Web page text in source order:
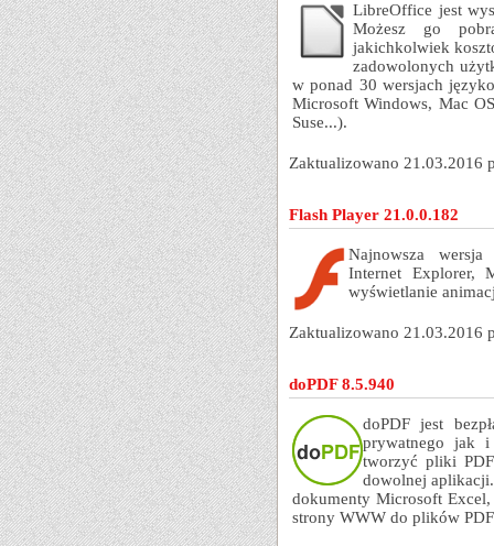
LibreOffice jest
Możesz go
jakichkolwiek
zadowolonych
w ponad 30 wersjach
Microsoft Windows, Mac
Suse...).
Zaktualizowano 21.03.2016
Flash Player 21.0.0.182
Najnowsza wersja
Internet Explorer,
wyświetlanie
Zaktualizowano 21.03.2016
doPDF 8.5.940
doPDF jest
prywatnego jak i
tworzyć pliki
dowolnej
dokumenty Microsoft
strony WWW do plików